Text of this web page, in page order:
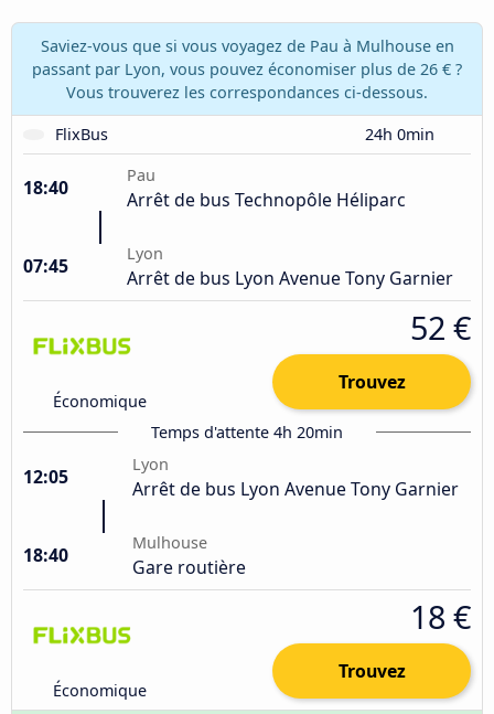
Saviez-vous que si vous voyagez de Pau à Mulhouse en
passant par Lyon, vous pouvez économiser plus de 26 € ?
Vous trouverez les correspondances ci-dessous.
FlixBus
24h 0min
18:40
Pau
Arrêt de bus Technopôle Héliparc
07:45
Lyon
Arrêt de bus Lyon Avenue Tony Garnier
Économique
52 €
Trouvez
Temps d'attente 4h 20min
12:05
Lyon
Arrêt de bus Lyon Avenue Tony Garnier
18:40
Mulhouse
Gare routière
Économique
18 €
Trouvez